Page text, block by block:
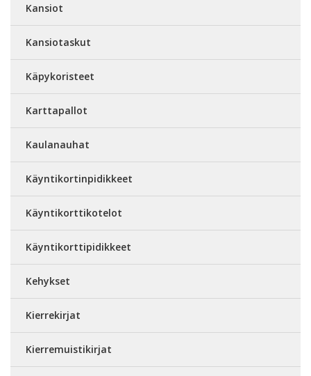
Kansiot
Kansiotaskut
Käpykoristeet
Karttapallot
Kaulanauhat
Käyntikortinpidikkeet
Käyntikorttikotelot
Käyntikorttipidikkeet
Kehykset
Kierrekirjat
Kierremuistikirjat